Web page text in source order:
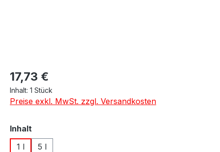
Regulärer Preis:
17,73 €
Inhalt: 1 Stück
Preise exkl. MwSt. zzgl. Versandkosten
Inhalt
1 l
5 l